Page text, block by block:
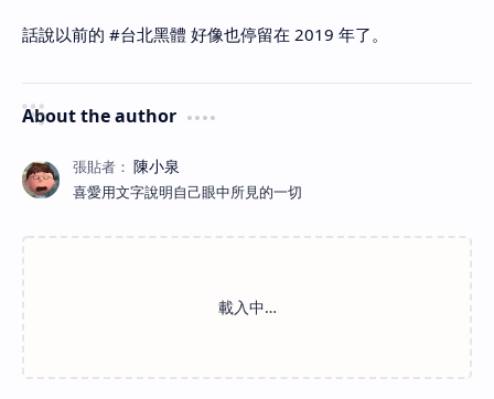
話說以前的 #台北黑體 好像也停留在 2019 年了。
About the author
喜愛用文字說明自己眼中所見的一切